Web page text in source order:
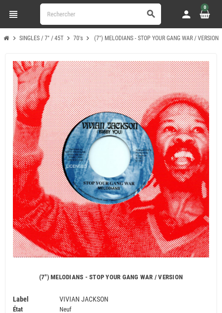
view_headline search person
0
chevron_right SINGLES / 7" / 45T chevron_right 70's chevron_right (7") MELODIANS - STOP YOUR GANG WAR / VERSION
(7") MELODIANS - STOP YOUR GANG WAR / VERSION
Label VIVIAN JACKSON
État Neuf